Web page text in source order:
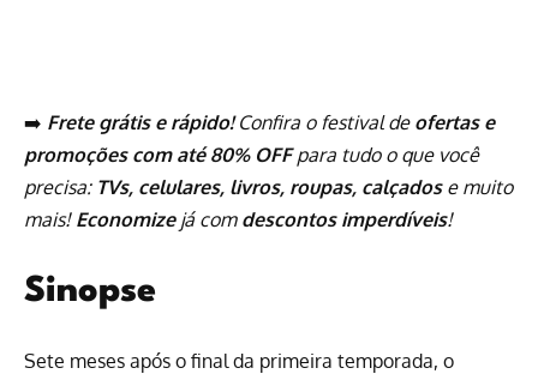
➡️ Frete grátis e rápido!Confira o festival de ofertas e
promoções com até 80% OFFpara tudo o que você
precisa: TVs, celulares, livros, roupas, calçadose muito
mais! Economizejá com descontos imperdíveis!
Sinopse
Sete meses após o final da primeira temporada, o